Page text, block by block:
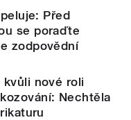
Před
se poraďte
zodpovědní
kvůli nové roli
Nechtěla